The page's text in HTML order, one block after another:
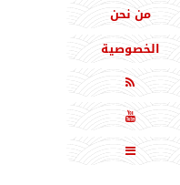
من نحن
الخصوصية


